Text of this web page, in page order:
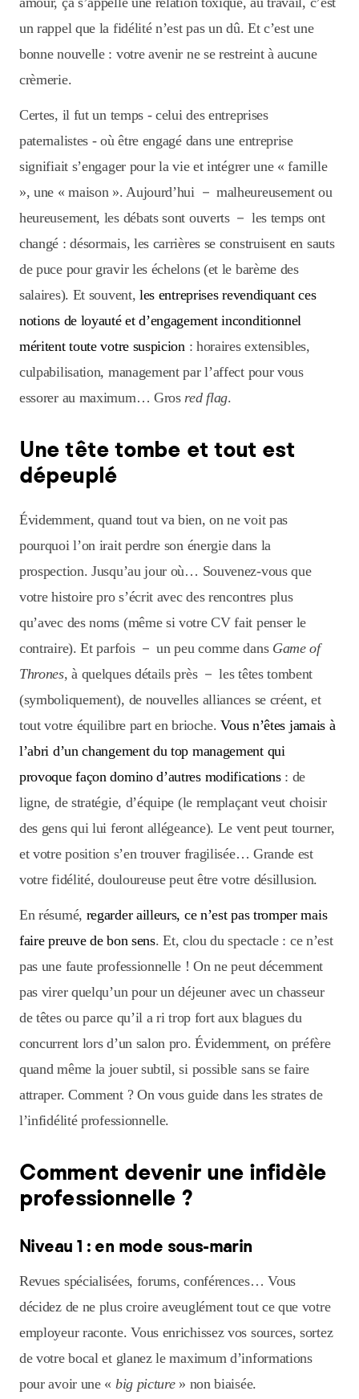
un rappel que la fidélité n’est pas un dû. Et c’est une
bonne nouvelle : votre avenir ne se restreint à aucune
crèmerie.
Certes, il fut un temps - celui des entreprises
paternalistes - où être engagé dans une entreprise
signifiait s’engager pour la vie et intégrer une « famille
», une « maison ». Aujourd’hui － malheureusement ou
heureusement, les débats sont ouverts － les temps ont
changé : désormais, les carrières se construisent en sauts
de puce pour gravir les échelons (et le barème des
salaires). Et souvent,les entreprises revendiquant ces
notions de loyauté et d’engagement inconditionnel
méritent toute votre suspicion: horaires extensibles,
culpabilisation, management par l’affect pour vous
essorer au maximum… Grosred flag.
Une tête tombe et tout est
dépeuplé
Évidemment, quand tout va bien, on ne voit pas
pourquoi l’on irait perdre son énergie dans la
prospection. Jusqu’au jour où… Souvenez-vous que
votre histoire pro s’écrit avec des rencontres plus
qu’avec des noms (même si votre CV fait penser le
contraire). Et parfois － un peu comme dans Game of
Thrones, à quelques détails près － les têtes tombent
(symboliquement), de nouvelles alliances se créent, et
tout votre équilibre part en brioche.Vous n’êtes jamais à
l’abri d’un changement du top management qui
provoque façon domino d’autres modifications: de
ligne, de stratégie, d’équipe (le remplaçant veut choisir
des gens qui lui feront allégeance). Le vent peut tourner,
et votre position s’en trouver fragilisée… Grande est
votre fidélité, douloureuse peut être votre désillusion.
En résumé, regarder ailleurs, ce n’est pas tromper mais
faire preuve de bon sens. Et, clou du spectacle : ce n’est
pas une faute professionnelle ! On ne peut décemment
pas virer quelqu’un pour un déjeuner avec un chasseur
de têtes ou parce qu’il a ri trop fort aux blagues du
concurrent lors d’un salon pro. Évidemment, on préfère
quand même la jouer subtil, si possible sans se faire
attraper. Comment ? On vous guide dans les strates de
l’infidélité professionnelle.
Comment devenir une infidèle
professionnelle ?
Niveau 1 : en mode sous-marin
Revues spécialisées, forums, conférences… Vous
décidez de ne plus croire aveuglément tout ce que votre
employeur raconte. Vous enrichissez vos sources, sortez
de votre bocal et glanez le maximum d’informations
pour avoir une « big picture» non biaisée.